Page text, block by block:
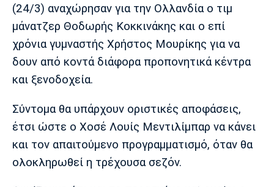
Μπορούσια
Ντόρτμουντ
Παρί Σεν
Ζερμέν
Μαρσέιγ
Μονακό
Ερυθρός
Αστέρας
Τότεναμ
(24/3) αναχώρησαν για την Ολλανδία ο τιμ
μάνατζερ Θοδωρής Κοκκινάκης και ο επί
χρόνια γυμναστής Χρήστος Μουρίκης για να
δουν από κοντά διάφορα προπονητικά κέντρα
και ξενοδοχεία.
Σύντομα θα υπάρχουν οριστικές αποφάσεις,
έτσι ώστε ο Χοσέ Λουίς Μεντιλίμπαρ να κάνει
και τον απαιτούμενο προγραμματισμό, όταν θα
ολοκληρωθεί η τρέχουσα σεζόν.